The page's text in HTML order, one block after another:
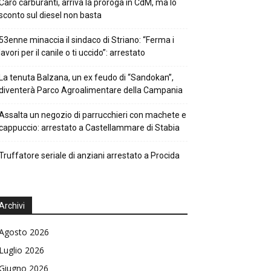
carburanti, arriva la proroga in CdM, ma lo
sul diesel non basta
minaccia il sindaco di Striano: “Ferma i
per il canile o ti uccido”: arrestato
tenuta Balzana, un ex feudo di “Sandokan”,
Parco Agroalimentare della Campania
un negozio di parrucchieri con machete e
arrestato a Castellammare di Stabia
seriale di anziani arrestato a Procida
2026
2026
2026